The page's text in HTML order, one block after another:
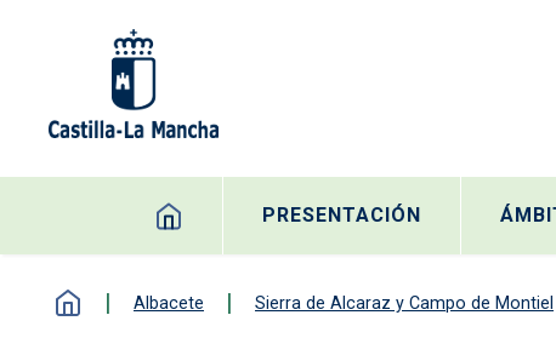
Navegación principal
PRESENTACIÓN
Albacete Sierra de Alcaraz y Campo de Montiel